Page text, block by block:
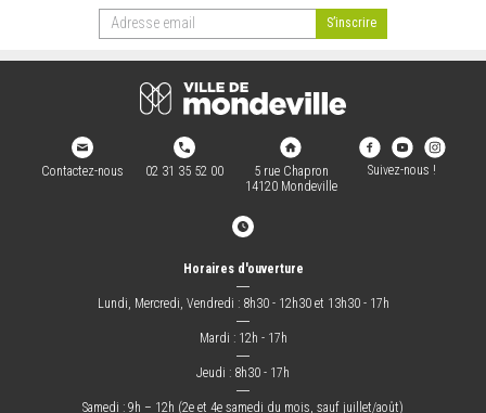
Contactez-nous 02 31 35 52 00
5 rue Chapron
14120 Mondeville
Suivez-nous !
Horaires d'ouverture
―
Lundi, Mercredi, Vendredi : 8h30 - 12h30 et 13h30 - 17h
―
Mardi : 12h - 17h
―
Jeudi : 8h30 - 17h
―
Samedi : 9h – 12h (2e et 4e samedi du mois, sauf juillet/août)